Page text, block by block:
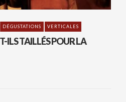
DÉGUSTATIONS VERTICALES
ILS TAILLÉS POUR LA